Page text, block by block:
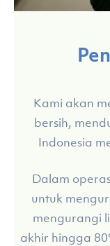
Kami akan
bersih,
Indonesia
Dalam
untuk
mengurangi
akhir hingga